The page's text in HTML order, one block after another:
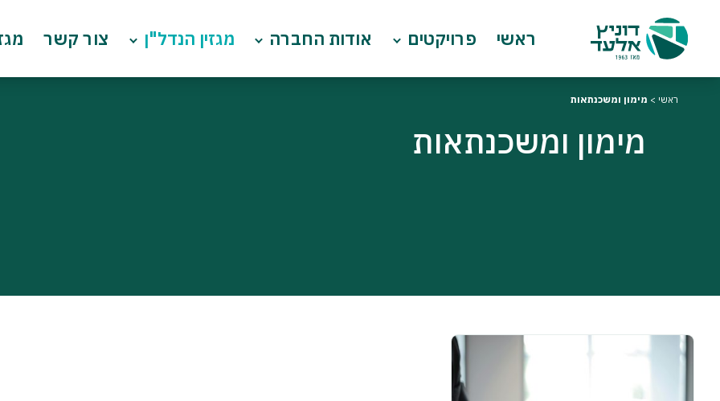
ראשי פרויקטים אודות החברה מגזין הנדל"ן צור קשר
ראשי > מימון ומשכנתאות
מימון ומשכנתאות